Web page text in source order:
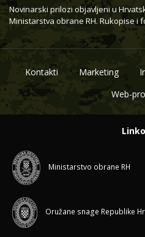
Novinarski prilozi objavljeni u
Ministarstva obrane RH. Rukopise i
Kontakti Marketing
Web-
Ministarstvo obrane RH
Oružane snage Republike